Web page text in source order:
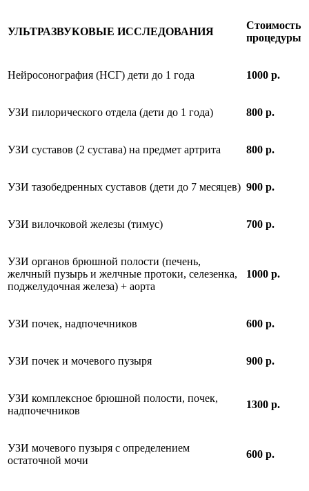
УЛЬТРАЗВУКОВЫЕ ИССЛЕДОВАНИЯ
Стоимость
процедуры
Нейросонография (НСГ) дети до 1 года 1000 р.
УЗИ пилорического отдела (дети до 1 года) 800 р.
УЗИ суставов (2 сустава) на предмет артрита 800 р.
УЗИ тазобедренных суставов (дети до 7 месяцев) 900 р.
УЗИ вилочковой железы (тимус) 700 р.
УЗИ органов брюшной полости (печень,
желчный пузырь и желчные протоки, селезенка,
поджелудочная железа) + аорта
1000 р.
УЗИ почек, надпочечников 600 р.
УЗИ почек и мочевого пузыря 900 р.
УЗИ комплексное брюшной полости, почек,
надпочечников
1300 р.
УЗИ мочевого пузыря с определением
остаточной мочи
600 р.